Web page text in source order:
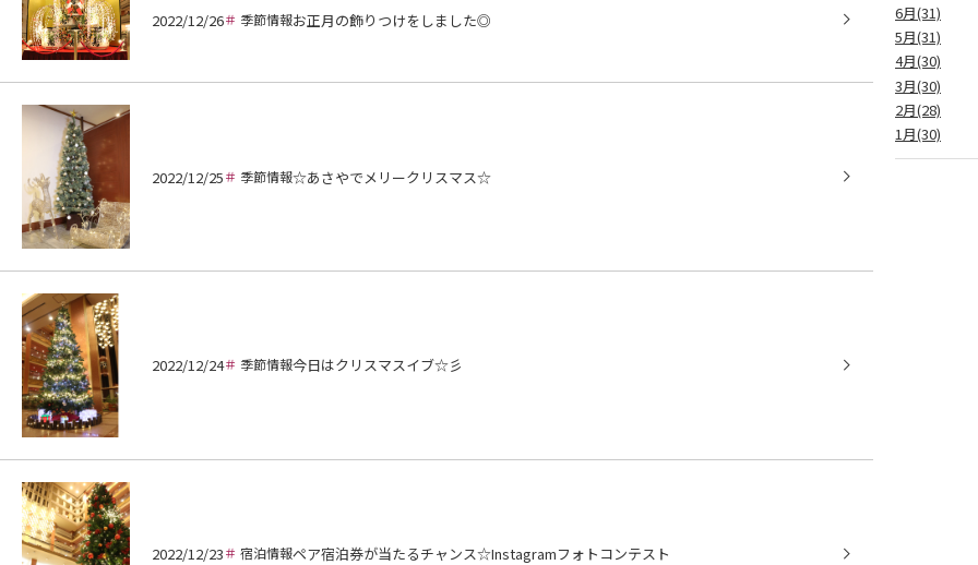
2022/12/26 季節情報お正月の飾りつけをしました◎
2022/12/25 季節情報☆あさやでメリークリスマス☆
2022/12/24 季節情報今日はクリスマスイブ☆彡
2022/12/23 宿泊情報ペア宿泊券が当たるチャンス☆Instagramフォトコンテスト
6月(31)
5月(31)
4月(30)
3月(30)
2月(28)
1月(30)